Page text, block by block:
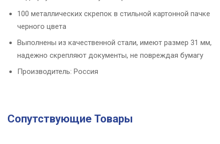
100 металлических скрепок в стильной картонной пачке
черного цвета
Выполнены из качественной стали, имеют размер 31 мм,
надежно скрепляют документы, не повреждая бумагу
Производитель: Россия
Сопутствующие Товары